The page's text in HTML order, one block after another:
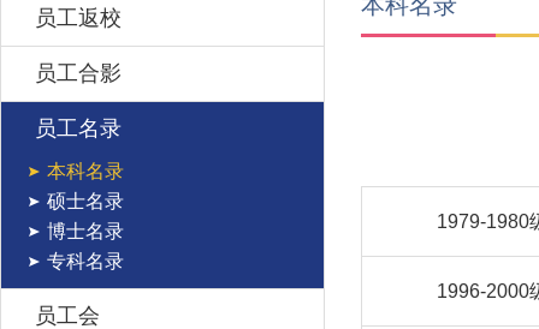
员工返校
员工合影
员工名录
本科名录
硕士名录
博士名录
专科名录
员工会
1979-1980
1996-2000